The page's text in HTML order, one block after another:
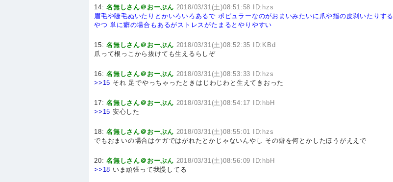
14:名無しさん＠おーぷん 2018/03/31(土)08:51:58 ID:hzs
眉毛や睫毛ぬいたりとかいろいろあるで ポピュラーなのがおまいみたいに爪や指の皮剥いたりする
やつ 単に癖の場合もあるがストレスがたまるとやりやすい
15:名無しさん＠おーぷん 2018/03/31(土)08:52:35 ID:KBd
爪って根っこから抜けても生えるらしぞ
16:名無しさん＠おーぷん 2018/03/31(土)08:53:33 ID:hzs
>>15 それ 足でやっちゃったときはじわじわと生えてきおった
17:名無しさん＠おーぷん 2018/03/31(土)08:54:17 ID:hbH
>>15 安心した
18:名無しさん＠おーぷん 2018/03/31(土)08:55:01 ID:hzs
でもおまいの場合はケガではがれたとかじゃないんやし その癖を何とかしたほうがええで
20:名無しさん＠おーぷん 2018/03/31(土)08:56:09 ID:hbH
>>18 いま頑張って我慢してる